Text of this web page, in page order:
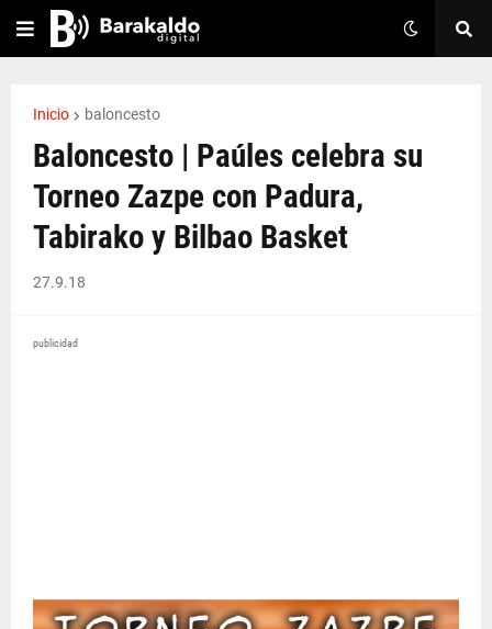
Inicio baloncesto
Baloncesto | Paúles celebra su
Torneo Zazpe con Padura,
Tabirako y Bilbao Basket
27.9.18
publicidad